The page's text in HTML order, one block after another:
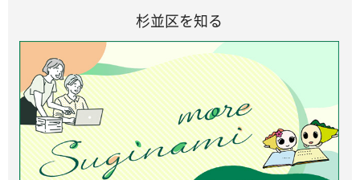
杉並区を知る